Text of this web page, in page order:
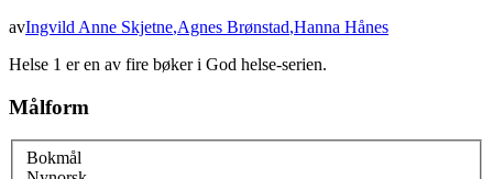
avIngvild Anne Skjetne,Agnes Brønstad,Hanna Hånes
Helse 1 er en av fire bøker i God helse-serien.
Målform
Bokmål